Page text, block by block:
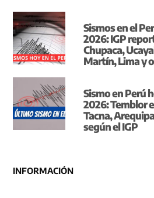
Sismos en el
2026: IGP
Chupaca,
Martín, Lima y
Sismo en Perú
2026: Temblor
Tacna,
según el IGP
INFORMACIÓN